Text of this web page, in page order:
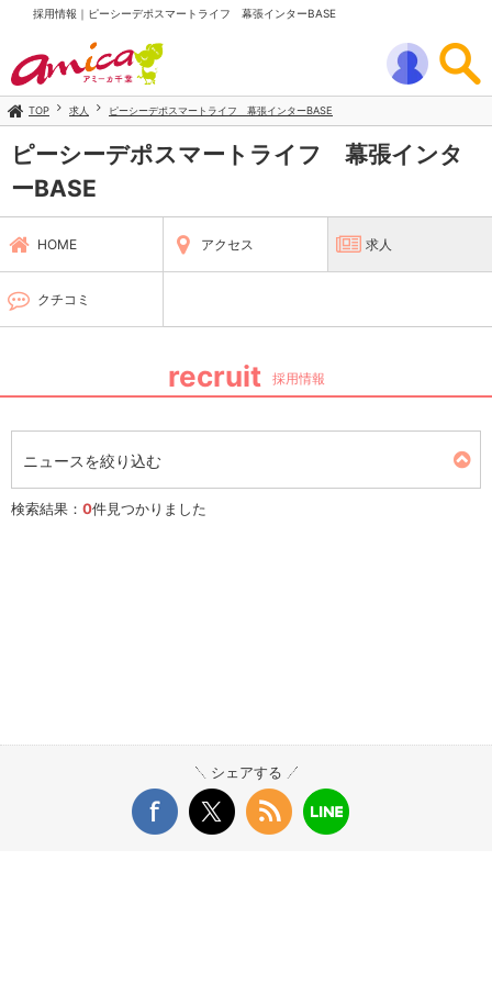
採用情報｜ピーシーデポスマートライフ 幕張インターBASE
TOP 求人 ピーシーデポスマートライフ 幕張インターBASE
ピーシーデポスマートライフ 幕張インタ
ーBASE
HOME アクセス 求人
クチコミ
recruit 採用情報
ニュースを絞り込む
検索結果： 0件見つかりました
シェアする